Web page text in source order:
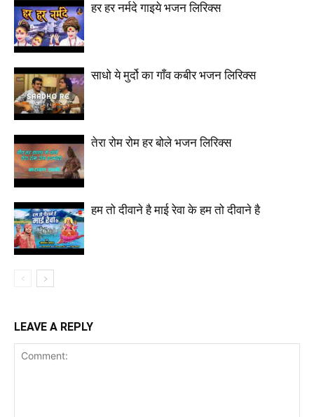
हर हर नर्मदे गाइये भजन लिरिक्स
साधो ये मुर्दो का गाँव कबीर भजन लिरिक्स
तेरा रोम रोम हर बोले भजन लिरिक्स
हम तो दीवाने है माई रेवा के हम तो दीवाने है
LEAVE A REPLY